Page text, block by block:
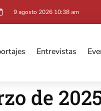
9 agosto 2026 10:38 am
Entrevistas
de